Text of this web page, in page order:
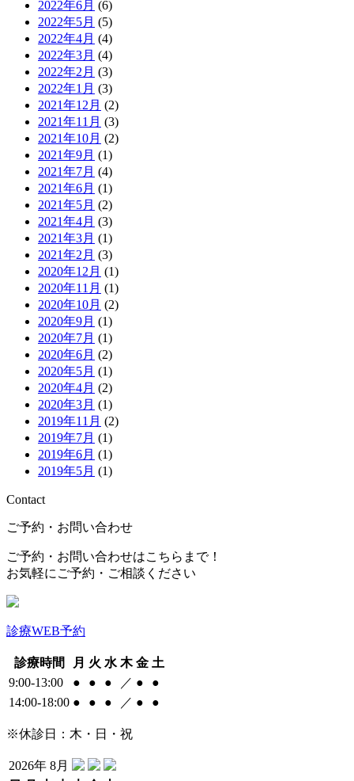
2022年6月 (6)
2022年5月 (5)
2022年4月 (4)
2022年3月 (4)
2022年2月 (3)
2022年1月 (3)
2021年12月 (2)
2021年11月 (3)
2021年10月 (2)
2021年9月 (1)
2021年7月 (4)
2021年6月 (1)
2021年5月 (2)
2021年4月 (3)
2021年3月 (1)
2021年2月 (3)
2020年12月 (1)
2020年11月 (1)
2020年10月 (2)
2020年9月 (1)
2020年7月 (1)
2020年6月 (2)
2020年5月 (1)
2020年4月 (2)
2020年3月 (1)
2019年11月 (2)
2019年7月 (1)
2019年6月 (1)
2019年5月 (1)
Contact
ご予約・お問い合わせ
ご予約・お問い合わせはこちらまで！
お気軽にご予約・ご相談ください
診療WEB予約
診療時間 月 火 水 木 金 土
9:00-13:00
● ● ● ／ ●
●
14:00-18:00 ● ● ● ／ ● ●
※休診日：木・日・祝
2026年 8月